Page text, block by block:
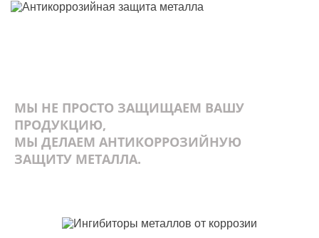
МЫ НЕ ПРОСТО ЗАЩИЩАЕМ ВАШУ
ПРОДУКЦИЮ,
МЫ ДЕЛАЕМ АНТИКОРРОЗИЙНУЮ
ЗАЩИТУ МЕТАЛЛА.